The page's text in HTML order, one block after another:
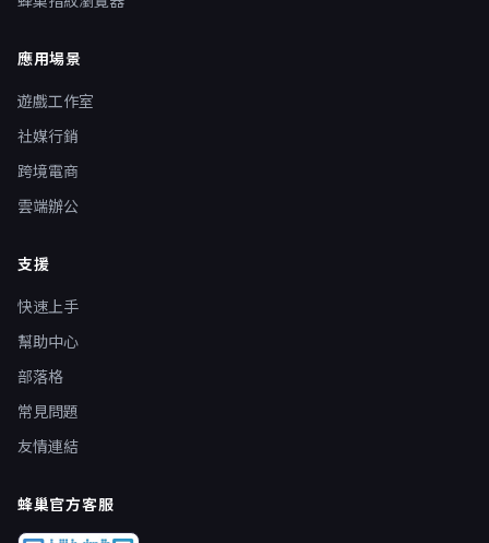
應用場景
遊戲工作室
社媒行銷
跨境電商
雲端辦公
支援
快速上手
幫助中心
部落格
常見問題
友情連結
蜂巢官方客服